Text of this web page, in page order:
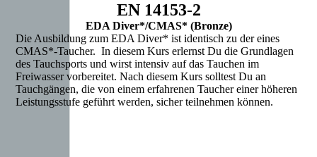
EN 14153-2
EDA Diver*/CMAS* (Bronze)
Die Ausbildung zum EDA Diver* ist identisch zu der eines
CMAS*-Taucher. In diesem Kurs erlernst Du die Grundlagen
des Tauchsports und wirst intensiv auf das Tauchen im
Freiwasser vorbereitet. Nach diesem Kurs solltest Du an
Tauchgängen, die von einem erfahrenen Taucher einer höheren
Leistungsstufe geführt werden, sicher teilnehmen können.